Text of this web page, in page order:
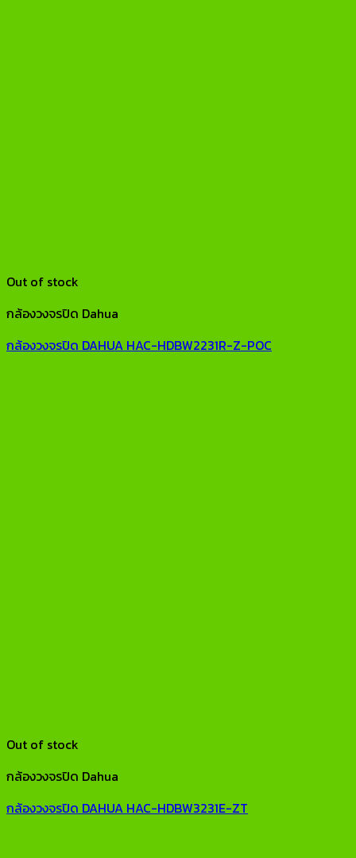
Out of stock
กล้องวงจรปิด Dahua
กล้องวงจรปิด DAHUA HAC-HDBW2231R-Z-POC
Out of stock
กล้องวงจรปิด Dahua
กล้องวงจรปิด DAHUA HAC-HDBW3231E-ZT